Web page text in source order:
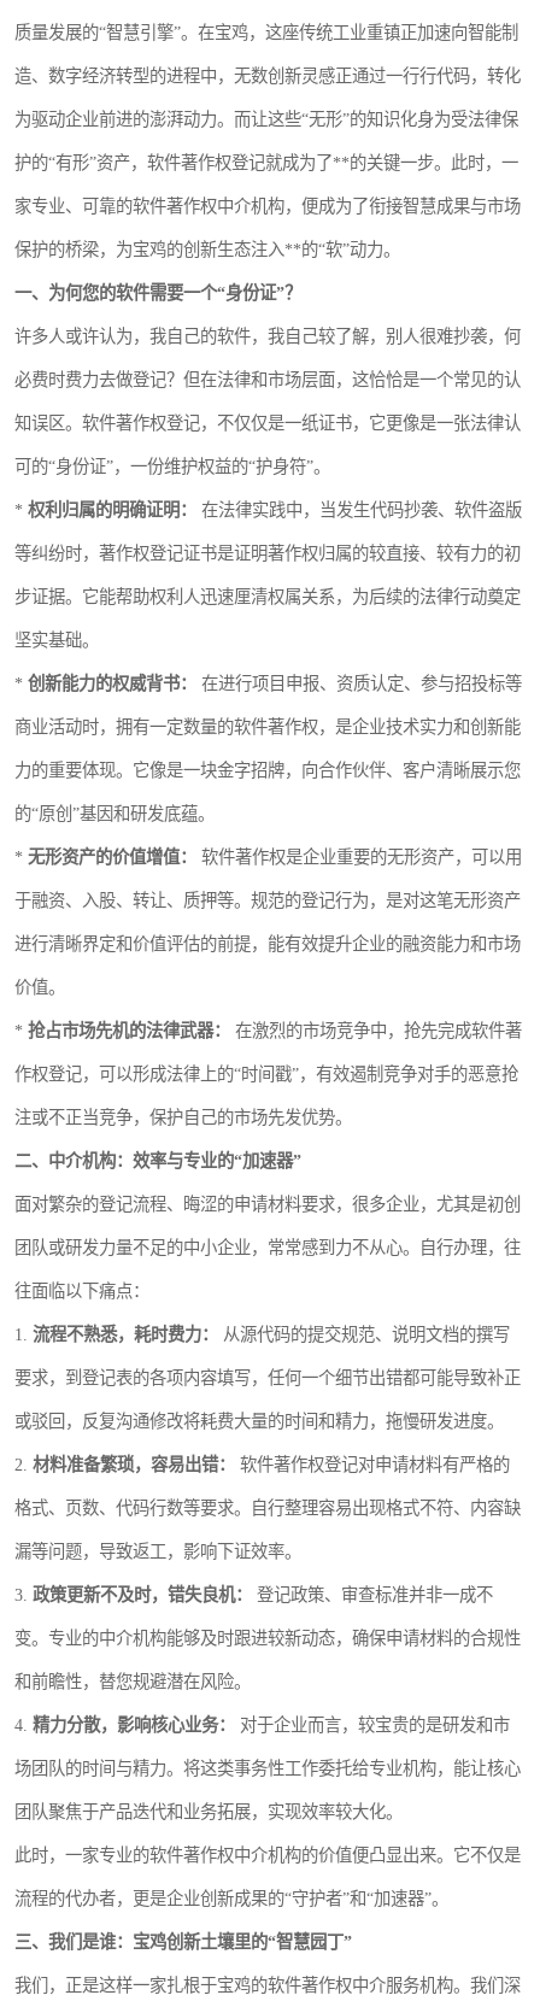
质量发展的“智慧引擎”。在宝鸡，这座传统工业重镇正加速向智能制
造、数字经济转型的进程中，无数创新灵感正通过一行行代码，转化
为驱动企业前进的澎湃动力。而让这些“无形”的知识化身为受法律保
护的“有形”资产，软件著作权登记就成为了**的关键一步。此时，一
家专业、可靠的软件著作权中介机构，便成为了衔接智慧成果与市场
保护的桥梁，为宝鸡的创新生态注入**的“软”动力。
一、为何您的软件需要一个“身份证”？
许多人或许认为，我自己的软件，我自己较了解，别人很难抄袭，何
必费时费力去做登记？但在法律和市场层面，这恰恰是一个常见的认
知误区。软件著作权登记，不仅仅是一纸证书，它更像是一张法律认
可的“身份证”，一份维护权益的“护身符”。
* 权利归属的明确证明： 在法律实践中，当发生代码抄袭、软件盗版
等纠纷时，著作权登记证书是证明著作权归属的较直接、较有力的初
步证据。它能帮助权利人迅速厘清权属关系，为后续的法律行动奠定
坚实基础。
* 创新能力的权威背书： 在进行项目申报、资质认定、参与招投标等
商业活动时，拥有一定数量的软件著作权，是企业技术实力和创新能
力的重要体现。它像是一块金字招牌，向合作伙伴、客户清晰展示您
的“原创”基因和研发底蕴。
* 无形资产的价值增值： 软件著作权是企业重要的无形资产，可以用
于融资、入股、转让、质押等。规范的登记行为，是对这笔无形资产
进行清晰界定和价值评估的前提，能有效提升企业的融资能力和市场
价值。
* 抢占市场先机的法律武器： 在激烈的市场竞争中，抢先完成软件著
作权登记，可以形成法律上的“时间戳”，有效遏制竞争对手的恶意抢
注或不正当竞争，保护自己的市场先发优势。
二、中介机构：效率与专业的“加速器”
面对繁杂的登记流程、晦涩的申请材料要求，很多企业，尤其是初创
团队或研发力量不足的中小企业，常常感到力不从心。自行办理，往
往面临以下痛点：
1. 流程不熟悉，耗时费力： 从源代码的提交规范、说明文档的撰写
要求，到登记表的各项内容填写，任何一个细节出错都可能导致补正
或驳回，反复沟通修改将耗费大量的时间和精力，拖慢研发进度。
2. 材料准备繁琐，容易出错： 软件著作权登记对申请材料有严格的
格式、页数、代码行数等要求。自行整理容易出现格式不符、内容缺
漏等问题，导致返工，影响下证效率。
3. 政策更新不及时，错失良机： 登记政策、审查标准并非一成不
变。专业的中介机构能够及时跟进较新动态，确保申请材料的合规性
和前瞻性，替您规避潜在风险。
4. 精力分散，影响核心业务： 对于企业而言，较宝贵的是研发和市
场团队的时间与精力。将这类事务性工作委托给专业机构，能让核心
团队聚焦于产品迭代和业务拓展，实现效率较大化。
此时，一家专业的软件著作权中介机构的价值便凸显出来。它不仅是
流程的代办者，更是企业创新成果的“守护者”和“加速器”。
三、我们是谁：宝鸡创新土壤里的“智慧园丁”
我们，正是这样一家扎根于宝鸡的软件著作权中介服务机构。我们深